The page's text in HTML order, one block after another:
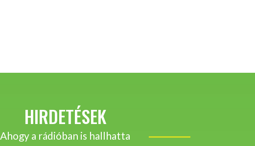
HIRDETÉSEK
Ahogy a rádióban is hallhatta